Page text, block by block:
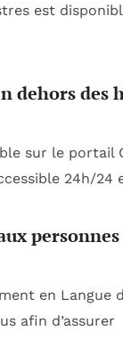
est
dehors des
sur le portail
24h/24
en Langue
afin d’assurer